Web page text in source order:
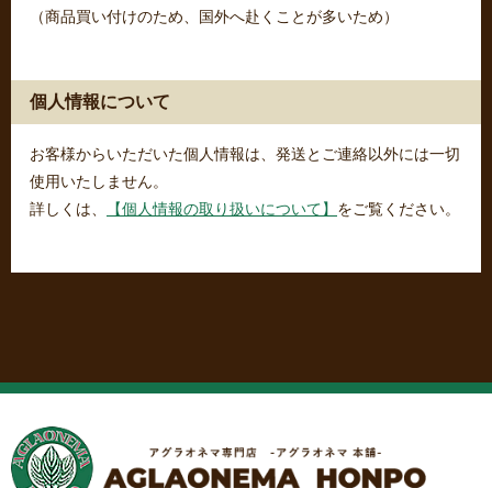
（商品買い付けのため、国外へ赴くことが多いため）
個人情報について
お客様からいただいた個人情報は、発送とご連絡以外には一切
使用いたしません。
詳しくは、
【個人情報の取り扱いについて】 をご覧ください。